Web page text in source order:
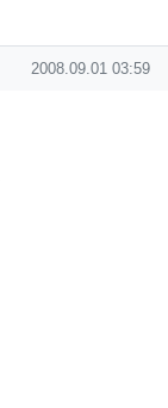
작성일
2008.09.01 03:59